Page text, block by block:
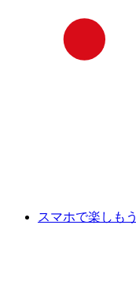
スマホで楽しもう